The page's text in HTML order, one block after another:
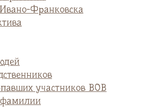
Франковска
участников ВОВ
фамилии